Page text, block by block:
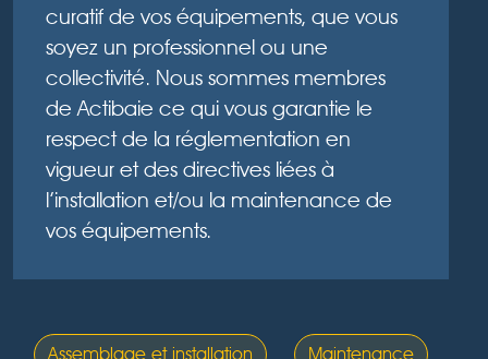
curatif de vos équipements, que vous
soyez un professionnel ou une
collectivité. Nous sommes membres
de Actibaie ce qui vous garantie le
respect de la réglementation en
vigueur et des directives liées à
l’installation et/ou la maintenance de
vos équipements.
Assemblage et installation Maintenance